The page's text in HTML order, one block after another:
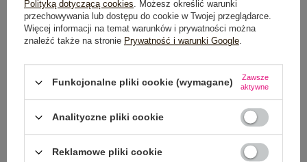
Czarne letnie spodnie z szeroką nogawką
M/L XL/XXL
Polityką dotyczącą cookies. Możesz określić warunki
przechowywania lub dostępu do cookie w Twojej przeglądarce.
Więcej informacji na temat warunków i prywatności można
znaleźć także na stronie Prywatność i warunki Google.
Funkcjonalne pliki cookie (wymagane)
Zawsze
aktywne
Analityczne pliki cookie
Reklamowe pliki cookie